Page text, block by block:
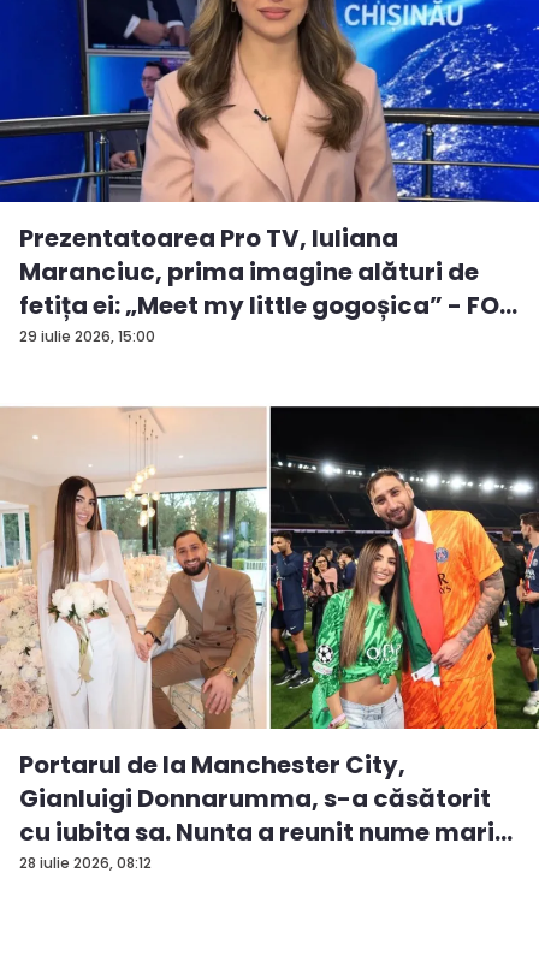
29 iulie 2026, 15:00
Prezentatoarea Pro TV, Iuliana
Maranciuc, prima imagine alături de
fetița ei: „Meet my little gogoșica” - FO...
28 iulie 2026, 08:12
Portarul de la Manchester City,
Gianluigi Donnarumma, s-a căsătorit
cu iubita sa. Nunta a reunit nume mari...